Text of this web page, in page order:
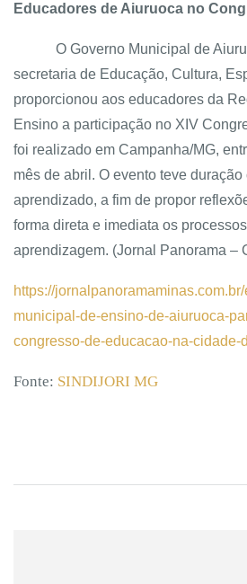
Educadores de Aiuruoca no
O Governo Municipal de
secretaria de Educação, Cultura,
proporcionou aos educadores da
Ensino a participação no XIV
foi realizado em Campanha/MG,
mês de abril. O evento teve
aprendizado, a fim de propor
forma direta e imediata os
aprendizagem. (Jornal Panorama –
https://
municipal-de-ensino-de-aiuruoca-
congresso-de-educacao-na-cidade-
Fonte: SINDIJORI MG